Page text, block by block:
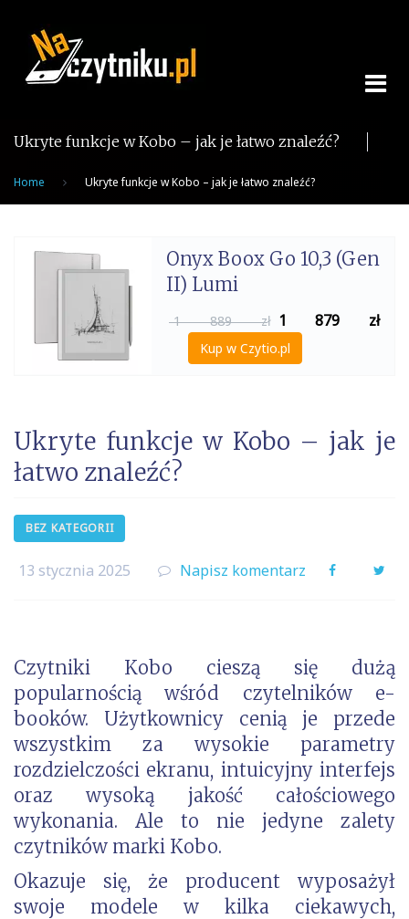
content
Ukryte funkcje w Kobo – jak je łatwo znaleźć?
Home Ukryte funkcje w Kobo – jak je łatwo znaleźć?
Onyx Boox Go 10,3 (Gen
II) Lumi
1 889 zł 1 879 zł
Kup w Czytio.pl
Ukryte funkcje w Kobo – jak je
łatwo znaleźć?
BEZ KATEGORII
13 stycznia 2025 Napisz komentarz Facebook
Czytniki Kobo cieszą się dużą
popularnością wśród czytelników e-
booków. Użytkownicy cenią je przede
wszystkim za wysokie parametry
rozdzielczości ekranu, intuicyjny interfejs
oraz wysoką jakość całościowego
wykonania. Ale to nie jedyne zalety
czytników marki Kobo.
Okazuje się, że producent wyposażył
swoje modele w kilka ciekawych,